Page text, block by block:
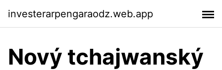
investerarpengaraodz.web.app
Nový tchajwanský